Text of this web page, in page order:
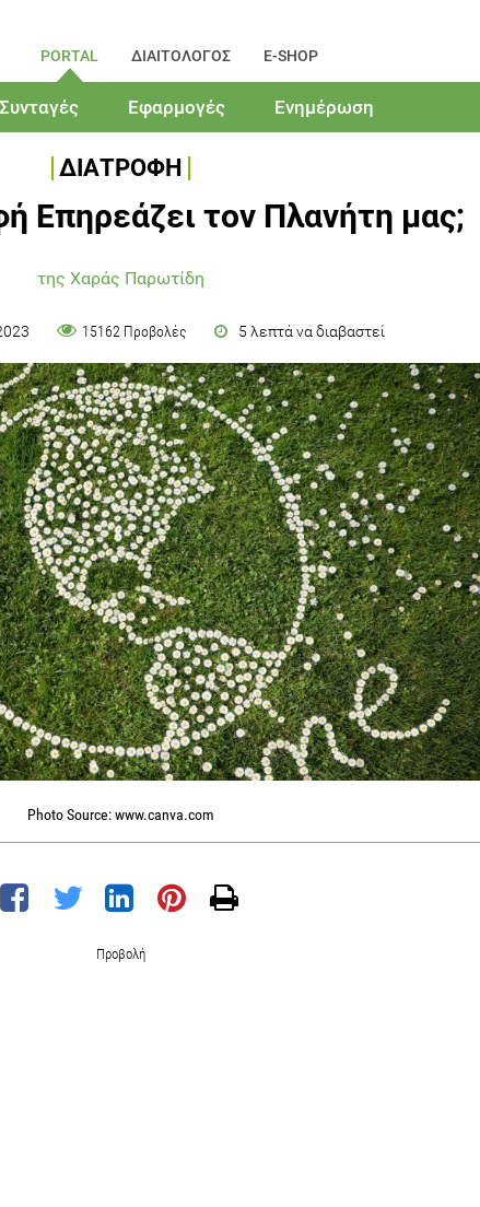
PORTAL ΔΙΑΙΤΟΛΟΓΟΣ E-SHOP
Συνταγές Εφαρμογές Ενημέρωση
ΔΙΑΤΡΟΦΗ
Επηρεάζει τον Πλανήτη μας;
της Χαράς Παρωτίδη
15162 Προβολές 5 λεπτά να διαβαστεί
Photo Source: www.canva.com
Προβολή